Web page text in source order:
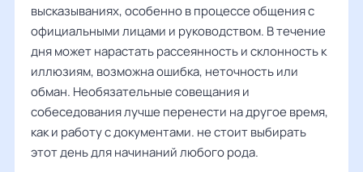
высказываниях, особенно в процессе общения с
официальными лицами и руководством. В течение
дня может нарастать рассеянность и склонность к
иллюзиям, возможна ошибка, неточность или
обман. Необязательные совещания и
собеседования лучше перенести на другое время,
как и работу с документами. не стоит выбирать
этот день для начинаний любого рода.